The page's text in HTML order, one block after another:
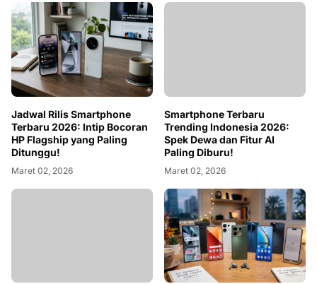
Jadwal Rilis Smartphone
Terbaru 2026: Intip Bocoran
HP Flagship yang Paling
Ditunggu!
Maret 02, 2026
Smartphone Terbaru
Trending Indonesia 2026:
Spek Dewa dan Fitur AI
Paling Diburu!
Maret 02, 2026